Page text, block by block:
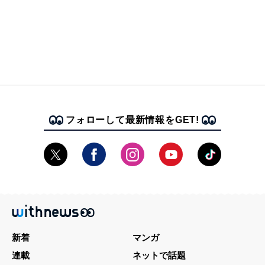
フォローして最新情報をGET!
新着
マンガ
連載
ネットで話題